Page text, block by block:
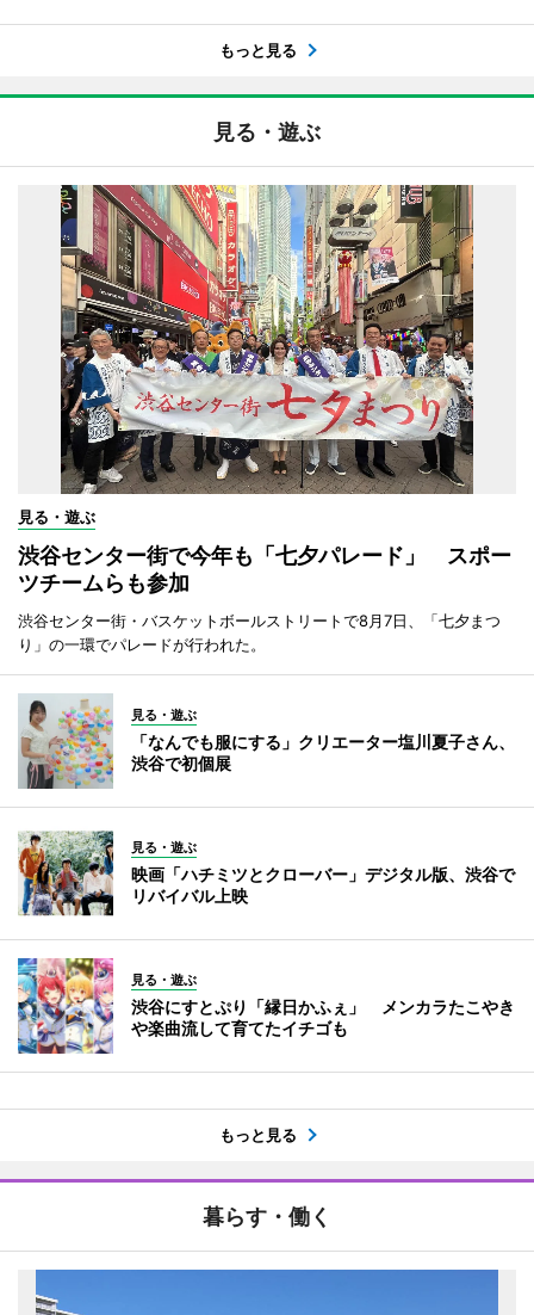
もっと見る
見る・遊ぶ
見る・遊ぶ
渋谷センター街で今年も「七夕パレード」 スポー
ツチームらも参加
渋谷センター街・バスケットボールストリートで8月7日、「七夕まつ
り」の一環でパレードが行われた。
見る・遊ぶ
「なんでも服にする」クリエーター塩川夏子さん、
渋谷で初個展
見る・遊ぶ
映画「ハチミツとクローバー」デジタル版、渋谷で
リバイバル上映
見る・遊ぶ
渋谷にすとぷり「縁日かふぇ」 メンカラたこやき
や楽曲流して育てたイチゴも
もっと見る
暮らす・働く